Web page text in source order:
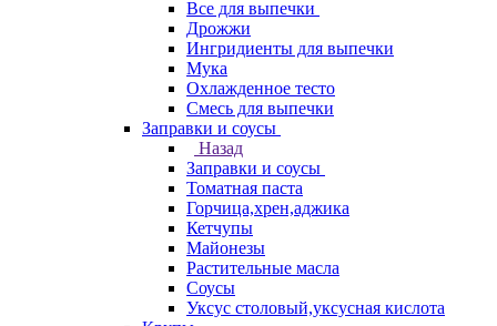
Все для выпечки
Дрожжи
Ингридиенты для выпечки
Мука
Охлажденное тесто
Смесь для выпечки
Заправки и соусы
Назад
Заправки и соусы
Томатная паста
Горчица,хрен,аджика
Кетчупы
Майонезы
Растительные масла
Соусы
Уксус столовый,уксусная кислота